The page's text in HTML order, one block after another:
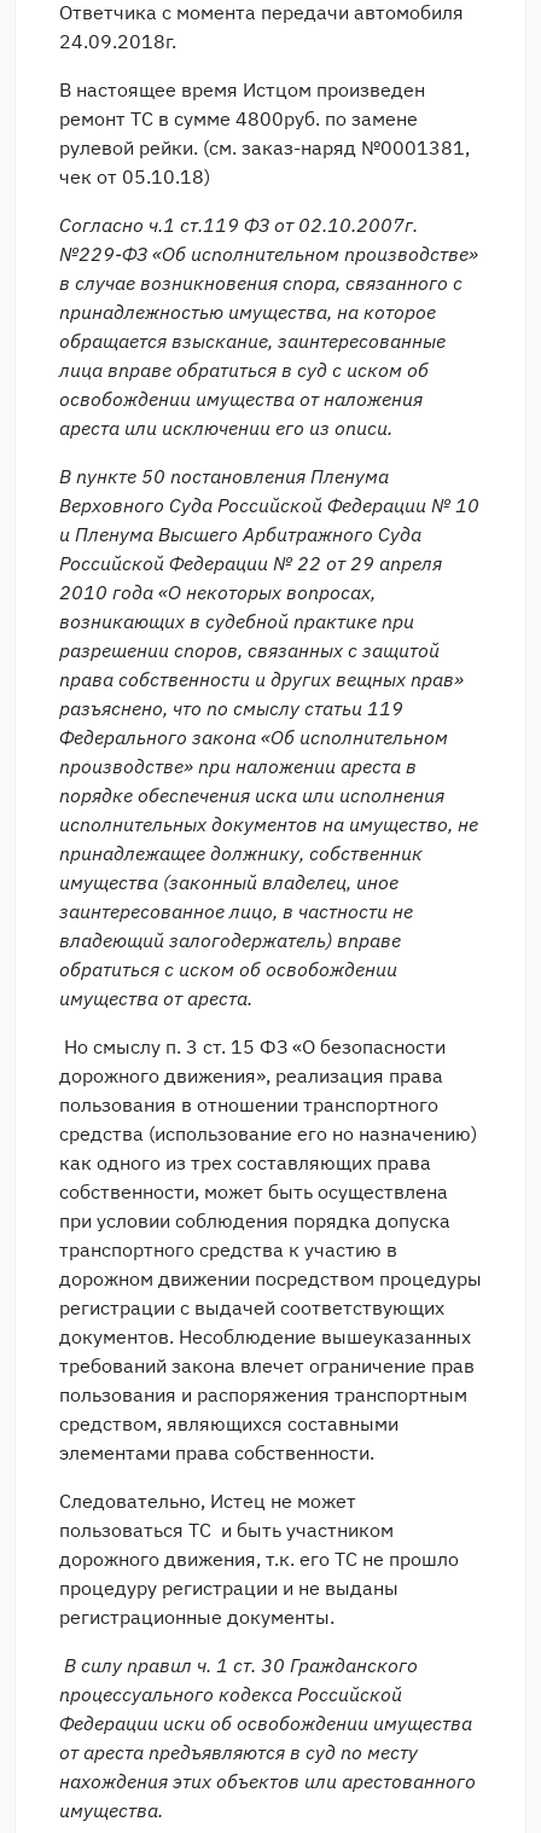
Ответчика с момента передачи автомобиля
24.09.2018г.
В настоящее время Истцом произведен
ремонт ТС в сумме 4800руб. по замене
рулевой рейки. (см. заказ-наряд №0001381,
чек от 05.10.18)
Согласно ч.1 ст.119 ФЗ от 02.10.2007г.
№229-ФЗ «Об исполнительном производстве»
в случае возникновения спора, связанного с
принадлежностью имущества, на которое
обращается взыскание, заинтересованные
лица вправе обратиться в суд с иском об
освобождении имущества от наложения
ареста или исключении его из описи.
В пункте 50 постановления Пленума
Верховного Суда Российской Федерации № 10
и Пленума Высшего Арбитражного Суда
Российской Федерации № 22 от 29 апреля
2010 года «О некоторых вопросах,
возникающих в судебной практике при
разрешении споров, связанных с защитой
права собственности и других вещных прав»
разъяснено, что по смыслу статьи 119
Федерального закона «Об исполнительном
производстве» при наложении ареста в
порядке обеспечения иска или исполнения
исполнительных документов на имущество, не
принадлежащее должнику, собственник
имущества (законный владелец, иное
заинтересованное лицо, в частности не
владеющий залогодержатель) вправе
обратиться с иском об освобождении
имущества от ареста.
Но смыслу п. 3 ст. 15 ФЗ «О безопасности
дорожного движения», реализация права
пользования в отношении транспортного
средства (использование его но назначению)
как одного из трех составляющих права
собственности, может быть осуществлена
при условии соблюдения порядка допуска
транспортного средства к участию в
дорожном движении посредством процедуры
регистрации с выдачей соответствующих
документов. Несоблюдение вышеуказанных
требований закона влечет ограничение прав
пользования и распоряжения транспортным
средством, являющихся составными
элементами права собственности.
Следовательно, Истец не может
пользоваться ТС и быть участником
дорожного движения, т.к. его ТС не прошло
процедуру регистрации и не выданы
регистрационные документы.
В силу правил ч. 1 ст. 30 Гражданского
процессуального кодекса Российской
Федерации иски об освобождении имущества
от ареста предъявляются в суд по месту
нахождения этих объектов или арестованного
имущества.